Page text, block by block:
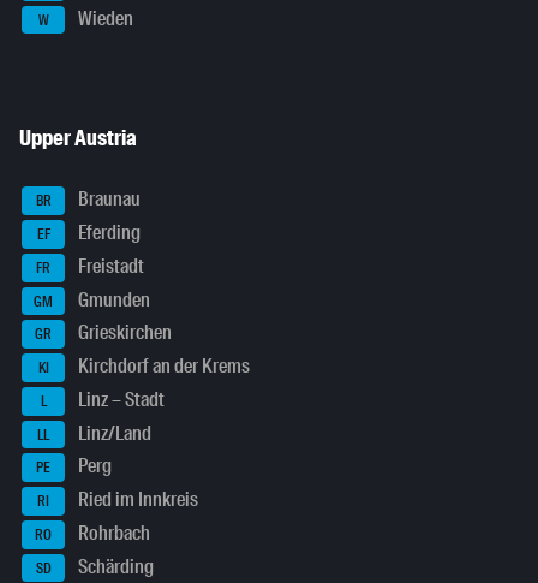
W Wieden
Upper Austria
BR Braunau
EF Eferding
FR Freistadt
GM Gmunden
GR Grieskirchen
KI Kirchdorf an der Krems
L Linz – Stadt
LL Linz/Land
PE Perg
RI Ried im Innkreis
RO Rohrbach
SD Schärding